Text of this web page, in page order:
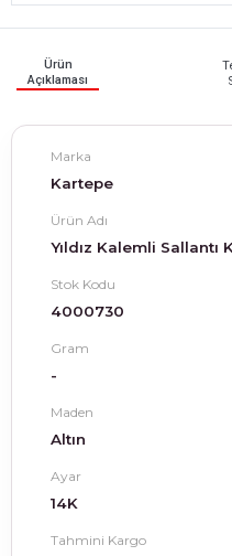
Ürün
Açıklaması
Marka
Kartepe
Ürün Adı
Yıldız Kalemli Sallantı
Stok Kodu
4000730
Gram
-
Maden
Altın
Ayar
14K
Tahmini Kargo